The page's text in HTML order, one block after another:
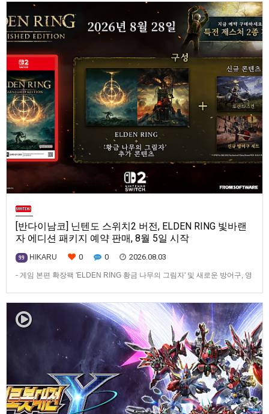
[반다이남코] 닌텐도 스위치2 버전, ELDEN RING 빛바랜
자 에디션 패키지 예약 판매, 8월 5일 시작
99 HIKARU 0 0 2026.08.03
- 게임 본편 확장팩 'ELDEN RING 황금 나무의 그림자' 및 새로운 방어구, 영
문 판매를 8월 5일(수)부터 시작한다고 발표했다.‘ELDEN RING 빛바랜 자
에디션’에는 ‘ELDEN R…